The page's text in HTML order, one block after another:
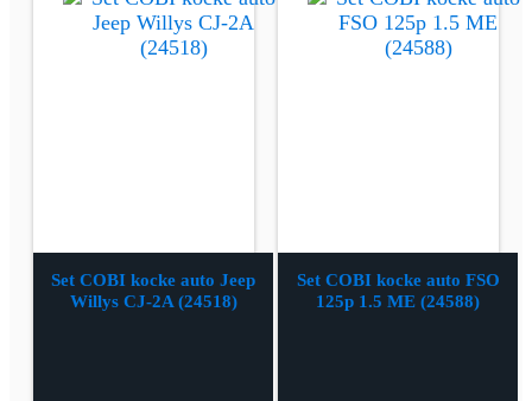
Set COBI kocke auto Jeep
Willys CJ-2A (24518)
Set COBI kocke auto FSO
125p 1.5 ME (24588)